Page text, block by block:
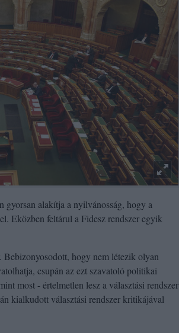
gyorsan alakítja a nyilvánosság, hogy a
Eközben feltárul a Fidesz rendszer egyik
Bebizonyosodott, hogy nem létezik olyan
csupán az ezt szavatoló politikai
most - értelmetlen lesz a választási rendszer
kialkudott választási rendszer kritikájával